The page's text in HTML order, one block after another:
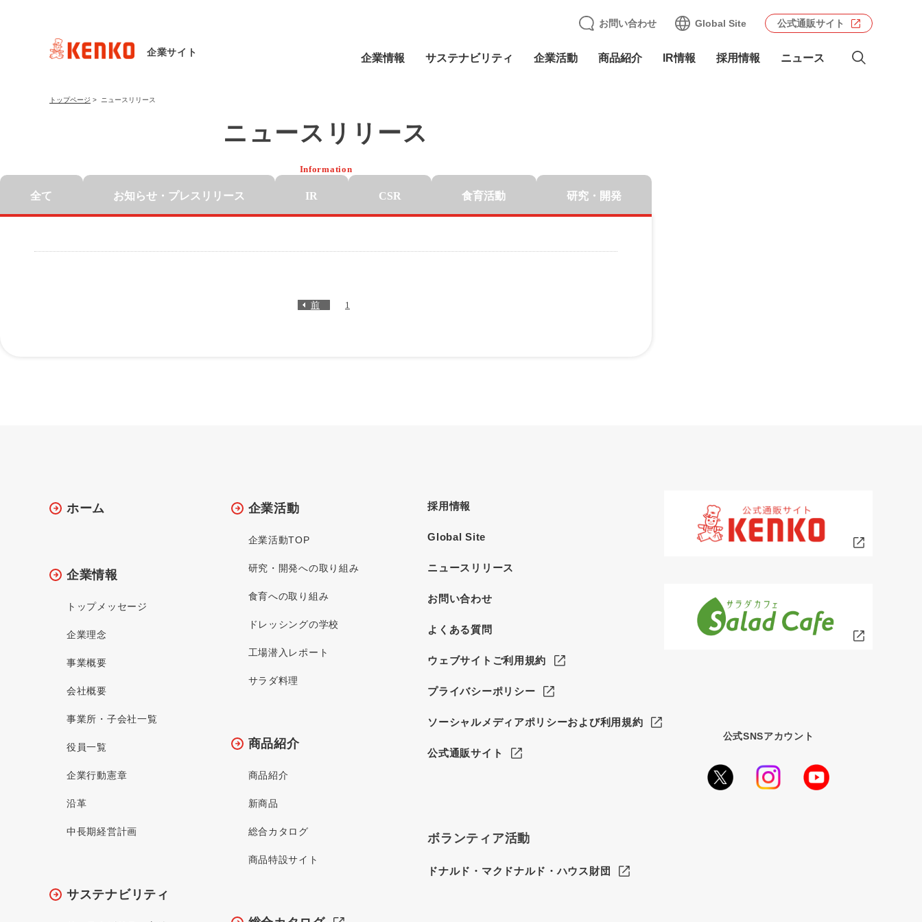
企業サイト 企業情報 サステナビリティ 企業活動 商品紹介 IR情報 採用情報 ニュース
お問い合わせ Global Site 公式通販サイト
トップページ > ニュースリリース
ニュースリリース
Information
全て お知らせ・ プレスリリース IR CSR 食育活動 研究・開発
前 1
ホーム
企業情報
トップメッセージ
企業理念
事業概要
会社概要
事業所・子会社一覧
役員一覧
企業行動憲章
沿革
中長期経営計画
サステナビリティ
企業活動
企業活動TOP
研究・開発への取り組み
食育への取り組み
ドレッシングの学校
工場潜入レポート
サラダ料理
商品紹介
商品紹介
新商品
総合カタログ
商品特設サイト
採用情報
Global Site
ニュースリリース
お問い合わせ
よくある質問
ウェブサイトご利用規約
プライバシーポリシー
ソーシャルメディアポリシーおよび利用規約
公式通販サイト
ボランティア活動
ドナルド・マクドナルド・ハウス財団
公式SNSアカウント